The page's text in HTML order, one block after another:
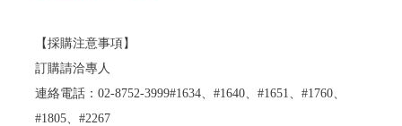
【採購注意事項】
訂購請洽專人
連絡電話：02-8752-3999#1634、#1640、#1651、#1760、
#1805、#2267